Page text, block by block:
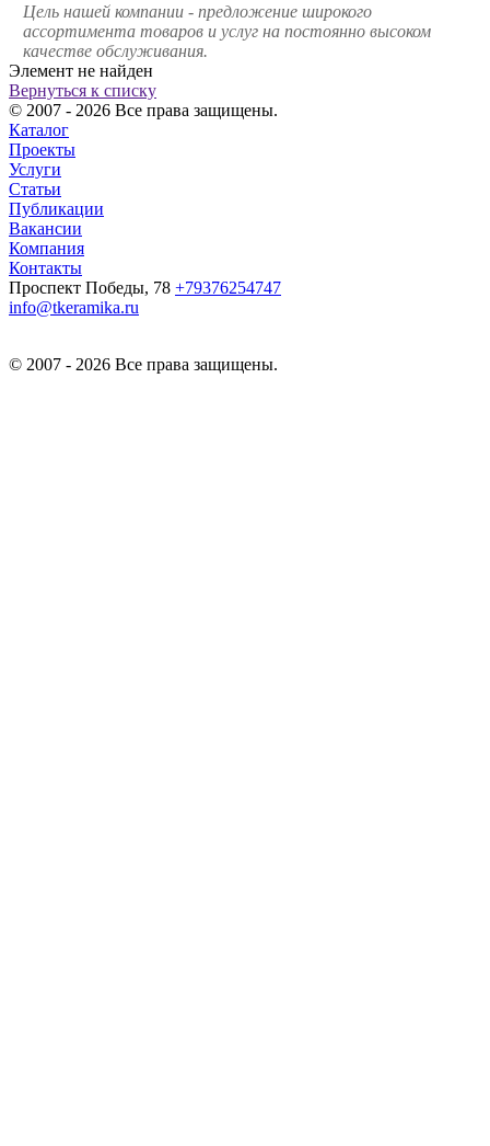
Цель нашей компании - предложение широкого
ассортимента товаров и услуг на постоянно высоком
качестве обслуживания.
Элемент не найден
Вернуться к списку
© 2007 - 2026 Все права защищены.
Каталог
Проекты
Услуги
Статьи
Публикации
Вакансии
Компания
Контакты
Проспект Победы, 78 +79376254747
info@tkeramika.ru
© 2007 - 2026 Все права защищены.